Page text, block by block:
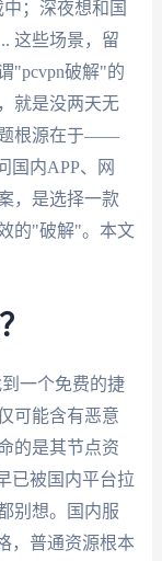
；深夜想和国
这些场景，留
"pcvpn破解"的
就是没两天无
题根源在于——
国内APP、网
，是选择一款
的"破解"。本文
一个免费的捷
可能含有恶意
的是其节点资
已被国内平台拉
别想。国内服
，普通资源根本